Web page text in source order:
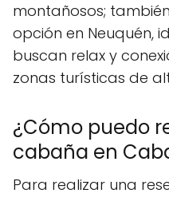
montañosos;
opción en Neuquén,
buscan relax y
zonas turísticas de
¿Cómo puedo
cabaña en
Para realizar una